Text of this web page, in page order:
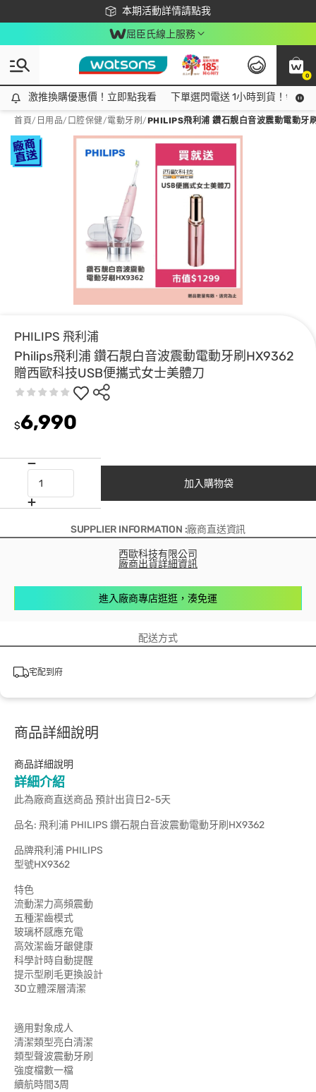
本期活動詳情請點我
下載app最高回饋$350
屈臣氏線上服務
0
激推換購優惠價！立即點我看
激推換購優惠價！立即點我看 下單選閃電送 1小時到貨！領神
首頁/ 日用品/ 口腔保健/電動牙刷 /PHILIPS飛利浦 鑽石靚白音波震動電動
PHILIPS 飛利浦
Philips飛利浦 鑽石靚白音波震動電動牙刷HX9362
贈西歐科技USB便攜式女士美體刀
$6,990
加入購物袋
SUPPLIER INFORMATION :廠商直送資訊
西歐科技有限公司
廠商出貨詳細資訊
進入廠商專店逛逛，湊免運
配送方式
宅配到府
商品詳細說明
商品詳細說明
詳細介紹
此為廠商直送商品 預計出貨日2-5天
品名: 飛利浦 PHILIPS 鑽石靚白音波震動電動牙刷HX9362
品牌飛利浦 PHILIPS
型號HX9362
特色
流動潔力高頻震動
五種潔齒模式
玻璃杯感應充電
高效潔齒牙齦健康
科學計時自動提醒
提示型刷毛更換設計
3D立體深層清潔
適用對象成人
清潔類型亮白清潔
類型聲波震動牙刷
強度檔數一檔
續航時間3周